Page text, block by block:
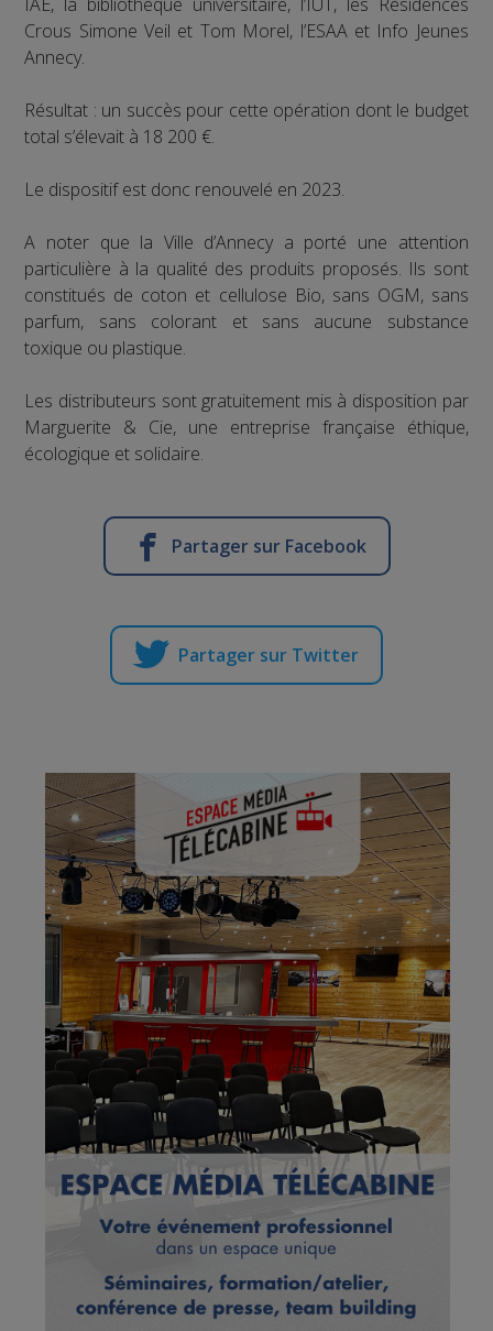
Crous Simone Veil et Tom Morel, l’ESAA et Info Jeunes
Annecy.
Résultat : un succès pour cette opération dont le budget
total s’élevait à 18 200 €.
Le dispositif est donc renouvelé en 2023.
A noter que la Ville d’Annecy a porté une attention
particulière à la qualité des produits proposés. Ils sont
constitués de coton et cellulose Bio, sans OGM, sans
parfum, sans colorant et sans aucune substance
toxique ou plastique.
Les distributeurs sont gratuitement mis à disposition par
Marguerite & Cie, une entreprise française éthique,
écologique et solidaire.
Partager sur Facebook
Partager sur Twitter